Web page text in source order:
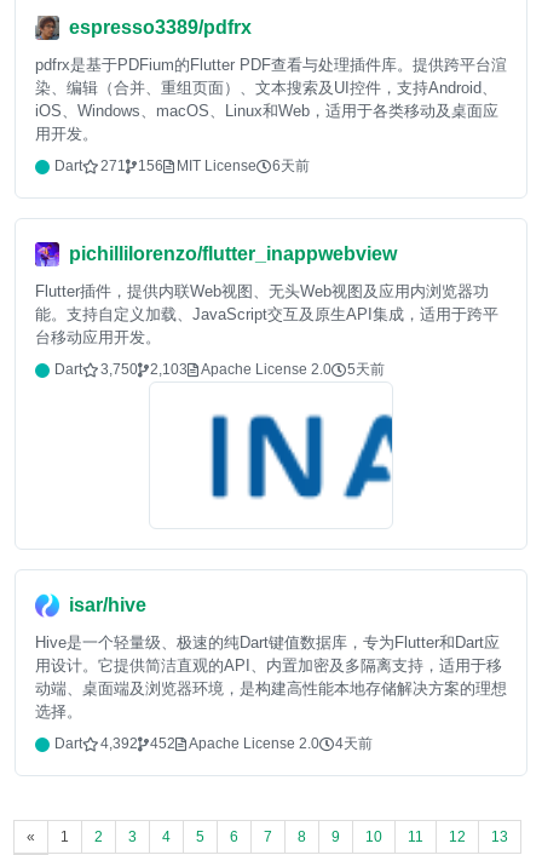
espresso3389/pdfrx
pdfrx是基于PDFium的Flutter PDF查看与处理插件库。提供跨平台渲
染、编辑（合并、重组页面）、文本搜索及UI控件，支持Android、
iOS、Windows、macOS、Linux和Web，适用于各类移动及桌面应
用开发。
Dart 271 156 MIT License 6天前
pichillilorenzo/flutter_inappwebview
Flutter插件，提供内联Web视图、无头Web视图及应用内浏览器功
能。支持自定义加载、JavaScript交互及原生API集成，适用于跨平
台移动应用开发。
Dart 3,750 2,103 Apache License 2.0 5天前
isar/hive
Hive是一个轻量级、极速的纯Dart键值数据库，专为Flutter和Dart应
用设计。它提供简洁直观的API、内置加密及多隔离支持，适用于移
动端、桌面端及浏览器环境，是构建高性能本地存储解决方案的理想
选择。
Dart 4,392 452 Apache License 2.0 4天前
« 1 2 3 4 5 6 7 8 9 10 11 12 13